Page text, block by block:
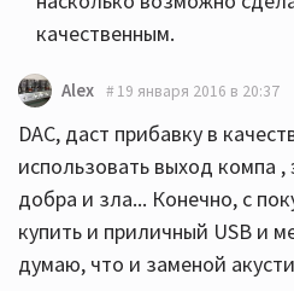
качественным.
Alex 19 января 2016 в 20:37
DAC, даст прибавку в
использовать выход компа ,
добра и зла... Конечно, с
купить и приличный USB и
думаю, что и заменой